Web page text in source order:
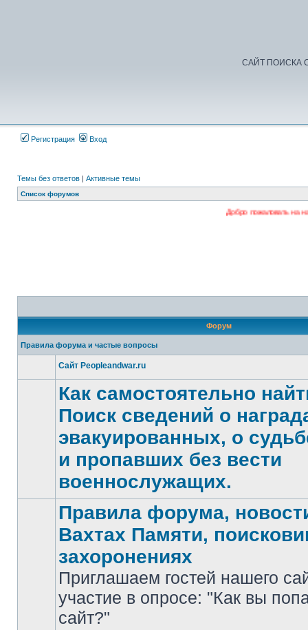
САЙТ ПОИСКА
Регистрация Вход
Темы без ответов | Активные темы
Список форумов
Добро пожаловать на наш форум.
Форум
Правила форума и частые вопросы
Нет
непрочитанных
сообщений
Сайт Peopleandwar.ru
непрочитанных
сообщений
Как самостоятельно
Поиск сведений о
эвакуированных, о
и пропавших без вести
военнослужащих.
Правила форума,
Вахтах Памяти,
захоронениях
Приглашаем гостей нашего
участие в опросе: "Как вы
сайт?"